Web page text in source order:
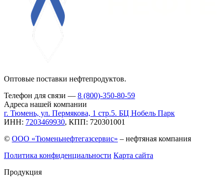
Оптовые поставки нефтепродуктов.
Телефон для связи — 8 (800)-350-80-59
Адреса нашей компании
г. Тюмень, ул. Пермякова, 1 стр.5. БЦ Нобель Парк
ИНН: 7203469930, КПП: 720301001
© ООО «Тюменьнефтегазсервис» – нефтяная компания
Политика конфиденциальности Карта сайта
Продукция